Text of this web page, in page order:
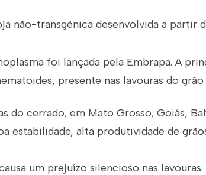
não-transgênica desenvolvida a partir
foi lançada pela Embrapa. A
presente nas lavouras do
do cerrado, em Mato Grosso, Goiás,
estabilidade, alta produtividade de
um prejuízo silencioso nas